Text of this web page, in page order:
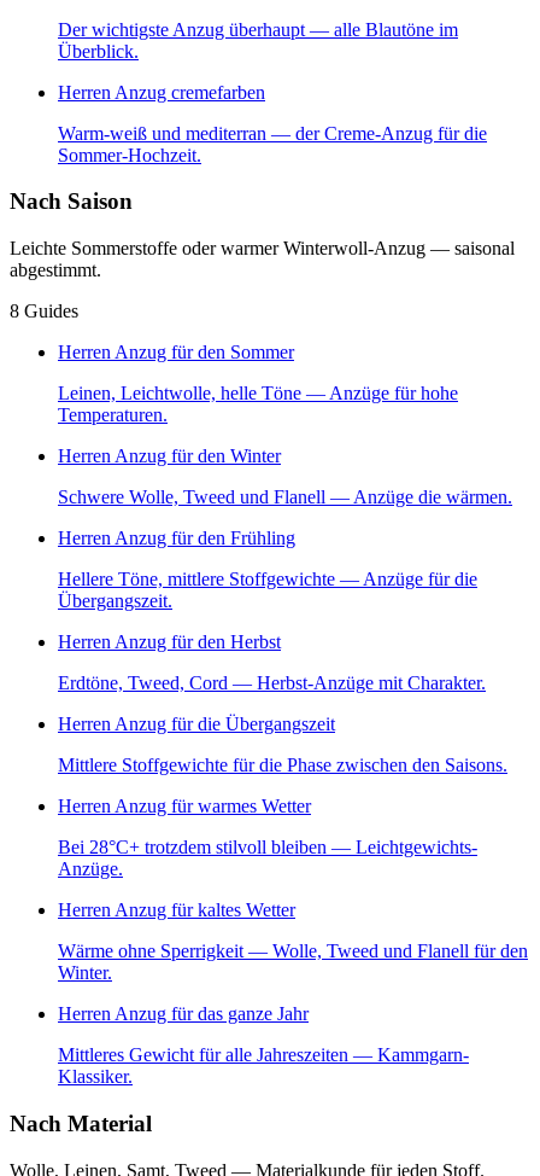
Der wichtigste Anzug überhaupt — alle Blautöne im
Überblick.
Herren Anzug cremefarben
Warm-weiß und mediterran — der Creme-Anzug für die
Sommer-Hochzeit.
Nach Saison
Leichte Sommerstoffe oder warmer Winterwoll-Anzug — saisonal
abgestimmt.
8 Guides
Herren Anzug für den Sommer
Leinen, Leichtwolle, helle Töne — Anzüge für hohe
Temperaturen.
Herren Anzug für den Winter
Schwere Wolle, Tweed und Flanell — Anzüge die wärmen.
Herren Anzug für den Frühling
Hellere Töne, mittlere Stoffgewichte — Anzüge für die
Übergangszeit.
Herren Anzug für den Herbst
Erdtöne, Tweed, Cord — Herbst-Anzüge mit Charakter.
Herren Anzug für die Übergangszeit
Mittlere Stoffgewichte für die Phase zwischen den Saisons.
Herren Anzug für warmes Wetter
Bei 28°C+ trotzdem stilvoll bleiben — Leichtgewichts-
Anzüge.
Herren Anzug für kaltes Wetter
Wärme ohne Sperrigkeit — Wolle, Tweed und Flanell für den
Winter.
Herren Anzug für das ganze Jahr
Mittleres Gewicht für alle Jahreszeiten — Kammgarn-
Klassiker.
Nach Material
Wolle, Leinen, Samt, Tweed — Materialkunde für jeden Stoff.